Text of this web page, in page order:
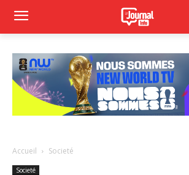
Accueil Societé
Societé